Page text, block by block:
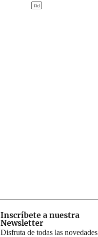
Inscríbete a nuestra
Newsletter
Disfruta de todas las novedades